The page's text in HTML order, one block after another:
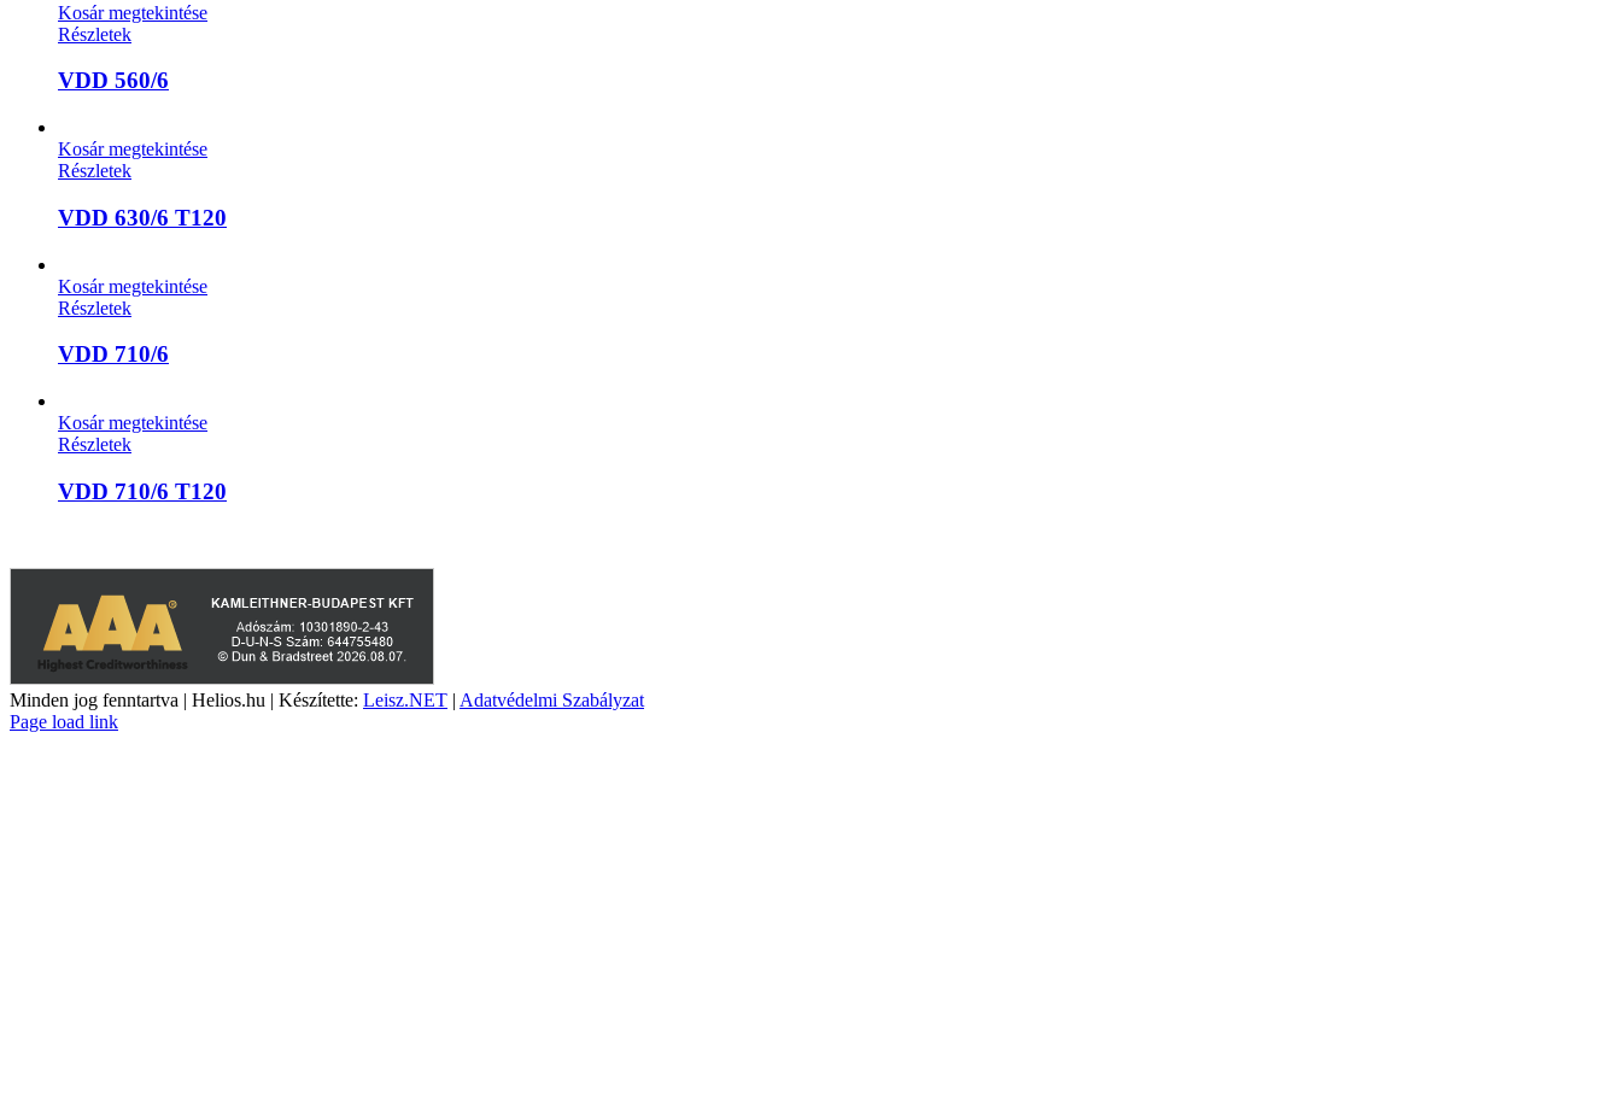
Kosár megtekintése
Részletek
VDD 560/6
Kosár megtekintése
Részletek
VDD 630/6 T120
Kosár megtekintése
Részletek
VDD 710/6
Kosár megtekintése
Részletek
VDD 710/6 T120
Minden jog fenntartva | Helios.hu | Készítette: Leisz.NET | Adatvédelmi Szabályzat
YouTube
Facebook
Page load link